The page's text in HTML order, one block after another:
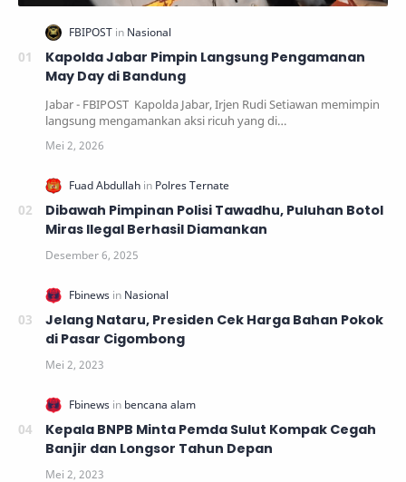
Kapolda Jabar Pimpin Langsung Pengamanan
May Day di Bandung
Jabar - FBIPOST Kapolda Jabar, Irjen Rudi Setiawan memimpin
langsung mengamankan aksi ricuh yang di…
Dibawah Pimpinan Polisi Tawadhu, Puluhan Botol
Miras Ilegal Berhasil Diamankan
Jelang Nataru, Presiden Cek Harga Bahan Pokok
di Pasar Cigombong
Kepala BNPB Minta Pemda Sulut Kompak Cegah
Banjir dan Longsor Tahun Depan